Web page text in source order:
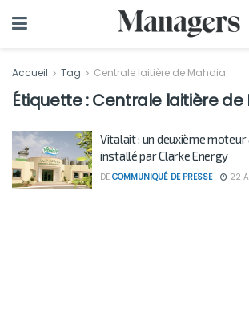
Accueil Tag Centrale laitière de Mahdia
Étiquette :Centrale laitière de
Vitalait : un deuxième moteur
installé par Clarke Energy
DE COMMUNIQUÉ DE PRESSE 22